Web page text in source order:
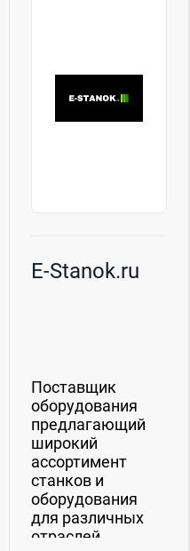
программным...
E-Stanok.ru
Поставщик
оборудования
предлагающий
широкий
ассортимент
станков и
оборудования
для различных
отраслей